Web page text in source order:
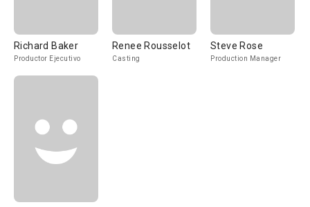
Richard Baker
Productor Ejecutivo
Renee Rousselot
Casting
Steve Rose
Production Manager